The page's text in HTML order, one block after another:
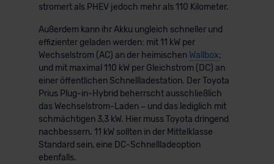
stromert als PHEV jedoch mehr als 110 Kilometer.
Außerdem kann ihr Akku ungleich schneller und
effizienter geladen werden: mit 11 kW per
Wechselstrom (AC) an der heimischen Wallbox;
und mit maximal 110 kW per Gleichstrom (DC) an
einer öffentlichen Schnellladestation. Der Toyota
Prius Plug-in-Hybrid beherrscht ausschließlich
das Wechselstrom-Laden – und das lediglich mit
schmächtigen 3,3 kW. Hier muss Toyota dringend
nachbessern. 11 kW sollten in der Mittelklasse
Standard sein, eine DC-Schnellladeoption
ebenfalls.